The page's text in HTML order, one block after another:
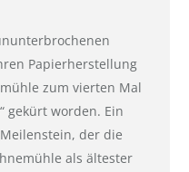
Papierherstellung
zum vierten Mal
gekürt worden. Ein
der die
als ältester